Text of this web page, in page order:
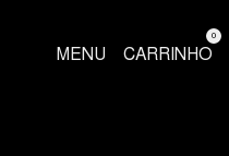
MENU CARRINHO
0